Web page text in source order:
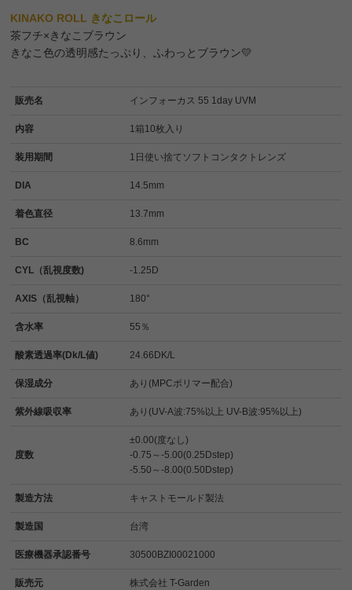
KINAKO ROLL きなこロール
茶フチ×きなこブラウン
きなこ色の透明感たっぷり、ふわっとブラウン💛
販売名 インフォーカス 55 1day UVM
内容 1箱10枚入り
装用期間 1日使い捨てソフトコンタクトレンズ
DIA 14.5mm
着色直径 13.7mm
BC 8.6mm
CYL（乱視度数) -1.25D
AXIS（乱視軸） 180°
含水率 55％
酸素透過率(Dk/L値) 24.66DK/L
保湿成分 あり(MPCポリマー配合)
紫外線吸収率 あり(UV-A波:75%以上 UV-B波:95%以上)
度数
±0.00(度なし)
-0.75～-5.00(0.25Dstep)
-5.50～-8.00(0.50Dstep)
製造方法 キャストモールド製法
製造国 台湾
医療機器承認番号 30500BZI00021000
販売元 株式会社 T-Garden